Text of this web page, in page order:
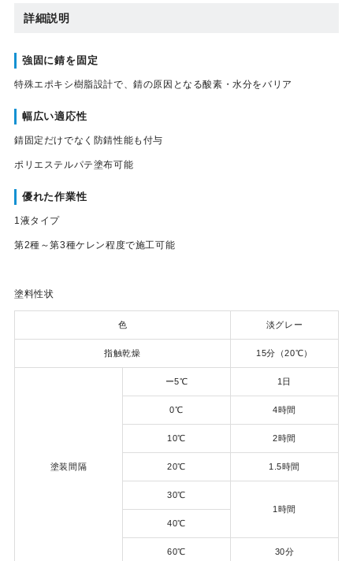
詳細説明
強固に錆を固定
特殊エポキシ樹脂設計で、錆の原因となる酸素・水分をバリア
幅広い適応性
錆固定だけでなく防錆性能も付与
ポリエステルパテ塗布可能
優れた作業性
1液タイプ
第2種～第3種ケレン程度で施工可能
塗料性状
色 淡グレー
指触乾燥 15分（20℃）
塗装間隔
ー5℃ 1日
0℃ 4時間
10℃ 2時間
20℃ 1.5時間
30℃
1時間
40℃
60℃ 30分